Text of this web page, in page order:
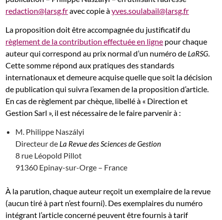
redaction@larsg.fravec copie àyves.soulabail@larsg.fr
La proposition doit être accompagnée du justificatif du
règlement de la contribution effectuée en ligne pour chaque
auteur qui correspond au prix normal d’un numéro de LaRSG.
Cette somme répond aux pratiques des standards
internationaux et demeure acquise quelle que soit la décision
de publication qui suivra l’examen de la proposition d’article.
En cas de règlement par chèque, libellé à « Direction et
Gestion Sarl », il est nécessaire de le faire parvenir à :
M. Philippe Naszályi
Directeur de La Revue des Sciences de Gestion
8 rue Léopold Pillot
91360 Epinay-sur-Orge – France
À la parution, chaque auteur reçoit un exemplaire de la revue
(aucun tiré à part n’est fourni). Des exemplaires du numéro
intégrant l’article concerné peuvent être fournis à tarif